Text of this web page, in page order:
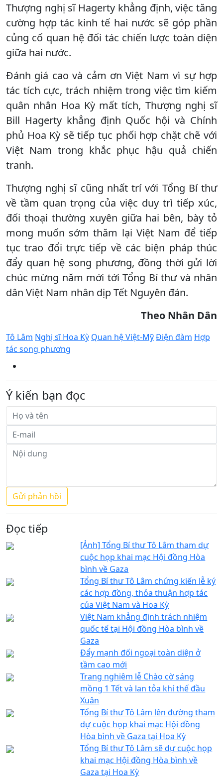
Thượng nghị sĩ Hagerty khẳng định, việc tăng
cường hợp tác kinh tế hai nước sẽ góp phần
củng cố quan hệ đối tác chiến lược toàn diện
giữa hai nước.
Đánh giá cao và cảm ơn Việt Nam vì sự hợp
tác tích cực, trách nhiệm trong việc tìm kiếm
quân nhân Hoa Kỳ mất tích, Thượng nghị sĩ
Bill Hagerty khẳng định Quốc hội và Chính
phủ Hoa Kỳ sẽ tiếp tục phối hợp chặt chẽ với
Việt Nam trong khắc phục hậu quả chiến
tranh.
Thượng nghị sĩ cũng nhất trí với Tổng Bí thư
về tầm quan trọng của việc duy trì tiếp xúc,
đối thoại thường xuyên giữa hai bên, bày tỏ
mong muốn sớm thăm lại Việt Nam để tiếp
tục trao đổi trực tiếp về các biện pháp thúc
đẩy quan hệ song phương, đồng thời gửi lời
chúc mừng năm mới tới Tổng Bí thư và nhân
dân Việt Nam nhân dịp Tết Nguyên đán.
Theo Nhân Dân
Tô Lâm Nghị sĩ Hoa Kỳ Quan hệ Việt-MỹĐiện đàm Hợp
tác song phương
Ý kiến bạn đọc
Đọc tiếp
[Ảnh] Tổng Bí thư Tô Lâm tham dự
cuộc họp khai mạc Hội đồng Hòa
bình về Gaza
Tổng Bí thư Tô Lâm chứng kiến lễ ký
các hợp đồng, thỏa thuận hợp tác
của Việt Nam và Hoa Kỳ
Việt Nam khẳng định trách nhiệm
quốc tế tại Hội đồng Hòa bình về
Gaza
Đẩy mạnh đối ngoại toàn diện ở
tầm cao mới
Trang nghiêm lễ Chào cờ sáng
mồng 1 Tết và lan tỏa khí thế đầu
Xuân
Tổng Bí thư Tô Lâm lên đường tham
dự cuộc họp khai mạc Hội đồng
Hòa bình về Gaza tại Hoa Kỳ
Tổng Bí thư Tô Lâm sẽ dự cuộc họp
khai mạc Hội đồng Hòa bình về
Gaza tại Hoa Kỳ